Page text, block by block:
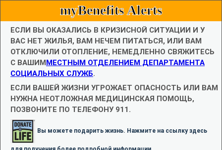
myBenefits Alerts
ЕСЛИ ВЫ ОКАЗАЛИСЬ В КРИЗИСНОЙ СИТУАЦИИ И У
ВАС НЕТ ЖИЛЬЯ, ВАМ НЕЧЕМ ПИТАТЬСЯ, ИЛИ ВАМ
ОТКЛЮЧИЛИ ОТОПЛЕНИЕ, НЕМЕДЛЕННО СВЯЖИТЕСЬ
С ВАШИММЕСТНЫМ ОТДЕЛЕНИЕМ ДЕПАРТАМЕНТА
СОЦИАЛЬНЫХ СЛУЖБ.
ЕСЛИ ВАШЕЙ ЖИЗНИ УГРОЖАЕТ ОПАСНОСТЬ ИЛИ ВАМ
НУЖНА НЕОТЛОЖНАЯ МЕДИЦИНСКАЯ ПОМОЩЬ,
ПОЗВОНИТЕ ПО ТЕЛЕФОНУ 911.
Вы можете подарить жизнь. Нажмите на ссылку здесь